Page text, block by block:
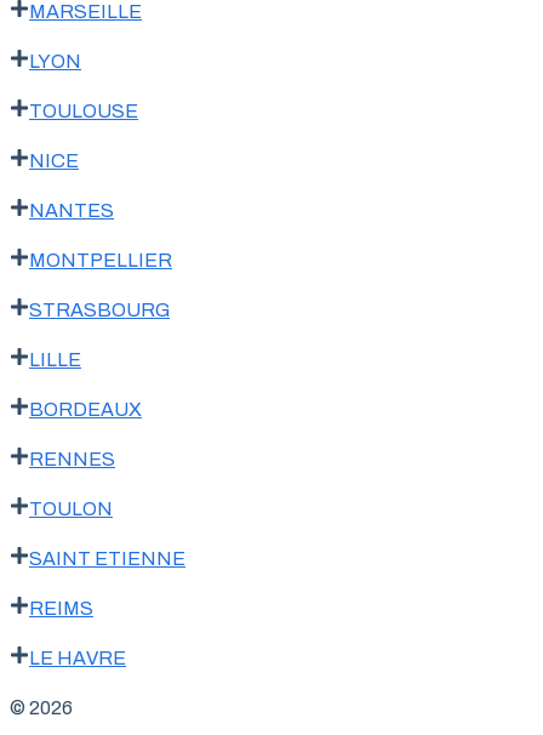
MARSEILLE
LYON
TOULOUSE
NICE
NANTES
MONTPELLIER
STRASBOURG
LILLE
BORDEAUX
RENNES
TOULON
SAINT ETIENNE
REIMS
LE HAVRE
© 2026